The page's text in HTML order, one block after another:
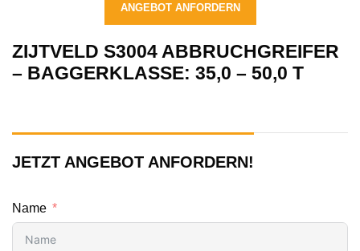
ANGEBOT ANFORDERN
ZIJTVELD S3004 ABBRUCHGREIFER
– BAGGERKLASSE: 35,0 – 50,0 T
JETZT ANGEBOT ANFORDERN!
Name